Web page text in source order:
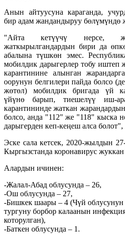
Анын айтуусуна караганда,
бир адам жандандыруу бөлүмүндө
"Айта кетүүчү нерсе,
жаткырылгандардын бири да
абалына түшкөн эмес.
мобилдик дарыгерлер тобу иштеп
карантинине алынган
оорунун белгилери пайда болсо
жөтөл) мобилдик бригада үй
үйүнө барып, тиешелүү иш-
карантининде жаткан
болсо, анда "112" же "118" кыска
дарыгерден кеп-кеңеш алса
Эске сала кетсек, 2020-жылдын
Кыргызстанда коронавирус
Алардын ичинен:
-Жалал-Абад облусунда – 26,
-Ош облусунда – 27,
-Бишкек шаары – 4 (Чүй
тургуну борбор калаанын
которулган),
-Баткен облусунда – 1.